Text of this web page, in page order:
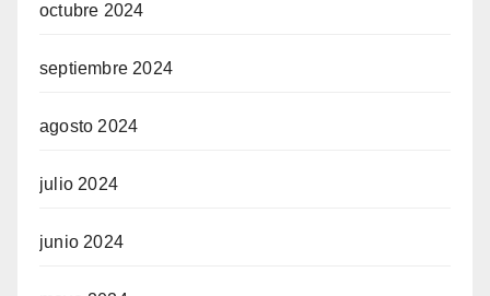
octubre 2024
septiembre 2024
agosto 2024
julio 2024
junio 2024